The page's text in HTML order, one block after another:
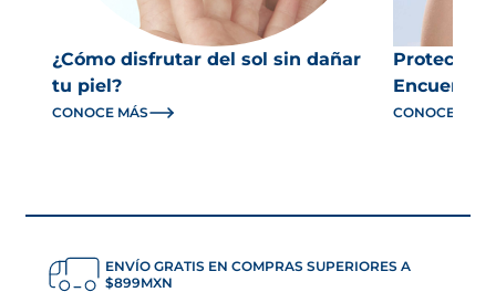
¿Cómo disfrutar del sol sin dañar
tu piel?
CONOCE MÁS
Protector
Encuentra
CONOCE MÁS
ENVÍO GRATIS EN COMPRAS SUPERIORES A
$899MXN